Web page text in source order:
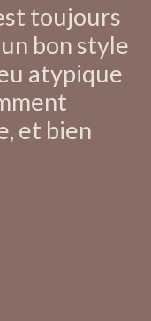
toujours
bon style
atypique
et bien